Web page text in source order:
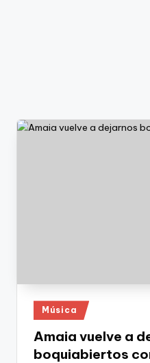
Publicado
en
Música
Amaia vuelve a
boquiabiertos